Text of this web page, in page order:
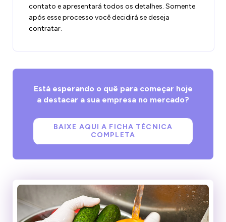
contato e apresentará todos os detalhes. Somente
após esse processo você decidirá se deseja
contratar.
Está esperando o quê para começar hoje
a destacar a sua empresa no mercado?
BAIXE AQUI A FICHA TÉCNICA
COMPLETA